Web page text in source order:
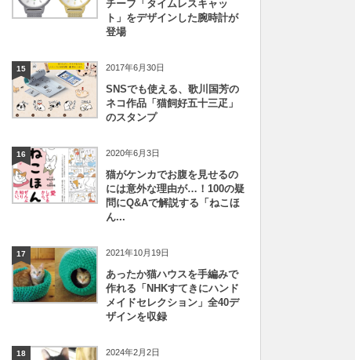
チーフ「タイムレスキャッ
ト」をデザインした腕時計が
登場
15 2017年6月30日
SNSでも使える、歌川国芳の
ネコ作品「猫飼好五十三疋」
のスタンプ
16 2020年6月3日
猫がケンカでお腹を見せるの
には意外な理由が…！100の疑
問にQ&Aで解説する「ねこほ
ん...
17 2021年10月19日
あったか猫ハウスを手編みで
作れる「NHKすてきにハンド
メイドセレクション」全40デ
ザインを収録
18 2024年2月2日